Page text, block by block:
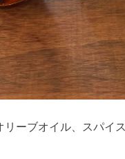
リーブオイル、スパイス